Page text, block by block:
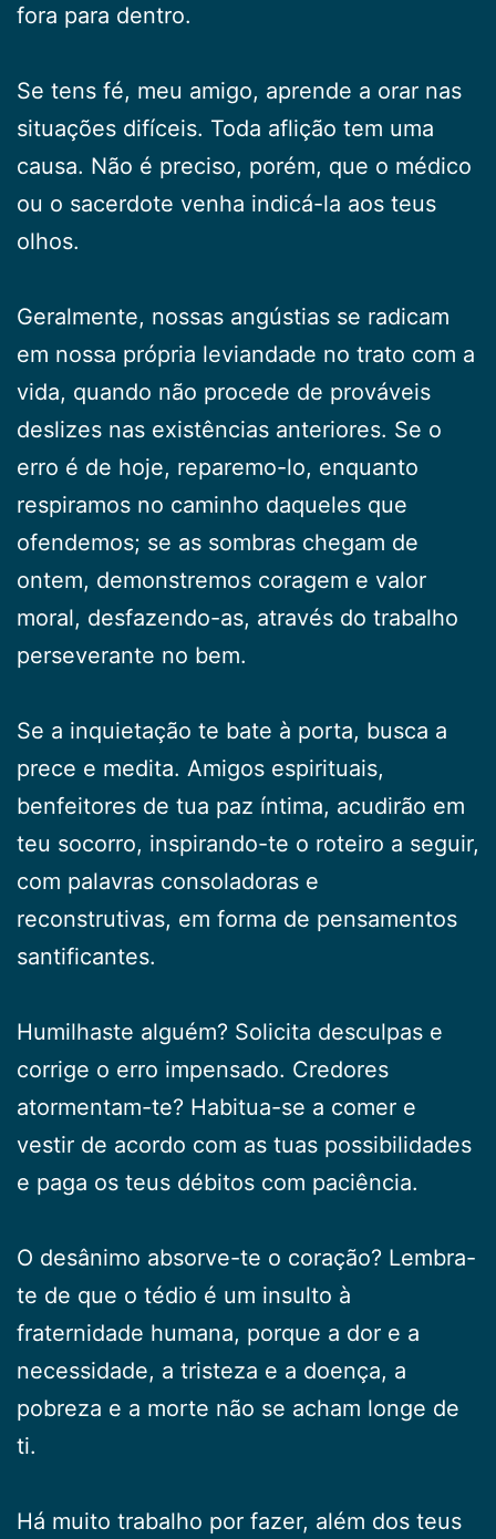
fora para dentro.
Se tens fé, meu amigo, aprende a orar nas
situações difíceis. Toda aflição tem uma
causa. Não é preciso, porém, que o médico
ou o sacerdote venha indicá-la aos teus
olhos.
Geralmente, nossas angústias se radicam
em nossa própria leviandade no trato com a
vida, quando não procede de prováveis
deslizes nas existências anteriores. Se o
erro é de hoje, reparemo-lo, enquanto
respiramos no caminho daqueles que
ofendemos; se as sombras chegam de
ontem, demonstremos coragem e valor
moral, desfazendo-as, através do trabalho
perseverante no bem.
Se a inquietação te bate à porta, busca a
prece e medita. Amigos espirituais,
benfeitores de tua paz íntima, acudirão em
teu socorro, inspirando-te o roteiro a seguir,
com palavras consoladoras e
reconstrutivas, em forma de pensamentos
santificantes.
Humilhaste alguém? Solicita desculpas e
corrige o erro impensado. Credores
atormentam-te? Habitua-se a comer e
vestir de acordo com as tuas possibilidades
e paga os teus débitos com paciência.
O desânimo absorve-te o coração? Lembra-
te de que o tédio é um insulto à
fraternidade humana, porque a dor e a
necessidade, a tristeza e a doença, a
pobreza e a morte não se acham longe de
ti.
Há muito trabalho por fazer, além dos teus